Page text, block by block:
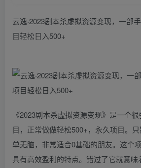
云逸·2023剧本杀虚拟资源变现，一部
目轻松日入500+
《2023剧本杀虚拟资源变现》是一个
目，正常做做轻松500+，永久项目。
单无脑，非常适合0基础的朋友。这个
具有高效盈利的特点。错过了它就意